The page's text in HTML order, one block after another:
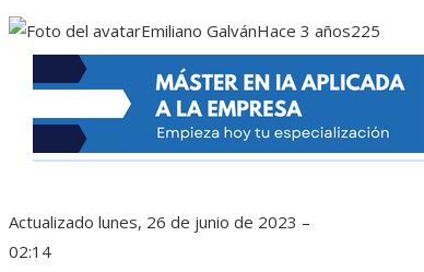
Emiliano GalvánHace 3 años225
Actualizado lunes, 26 de junio de 2023 –
02:14